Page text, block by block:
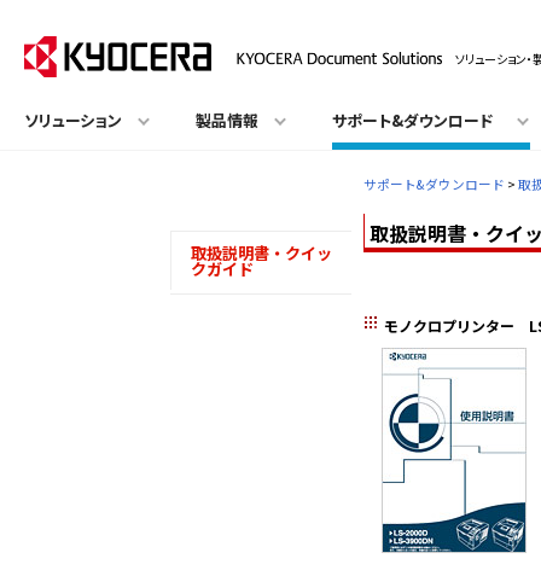
ソリューション
ソリューション 製品情報 サポート&ダウンロード
取扱説明書・クイッ
クガイド
サポート&ダウンロード > 取
取扱説明書・クイ
モノクロプリンター